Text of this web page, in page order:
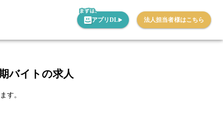
アプリDL 法人担当者様はこちら
バイトの求人
す。